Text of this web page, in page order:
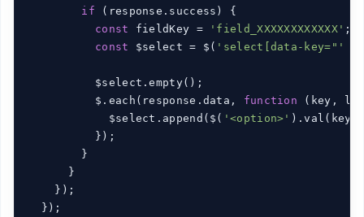
if (response.success) {
const
fieldKey = 'field_XXXXXXXXXXXX' ;
const
$select = $( 'select[data-key="'
          $select.empty();
          $.each(response.data,
function ( key,
            $select.append($(
'<option>'
          });
        }
      }
    });
  });